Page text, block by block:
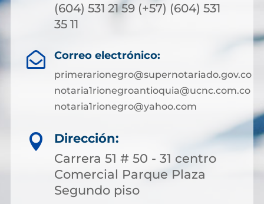
(604) 531 21 59 (+57) (604) 531
35 11
 Correo electrónico:
primerarionegro@supernotariado.gov.co
notaria1rionegroantioquia@ucnc.com.co
notaria1rionegro@yahoo.com

Dirección:
Carrera 51 # 50 - 31 centro
Comercial Parque Plaza
Segundo piso